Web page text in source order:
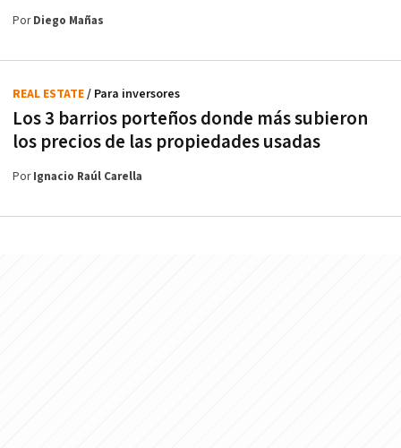
PorDiego Mañas
Los 3 barrios porteños donde más subieron
los precios de las propiedades usadas
REAL ESTATE/ Para inversores
PorIgnacio Raúl Carella